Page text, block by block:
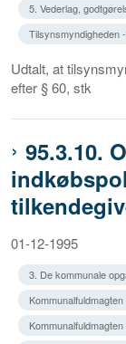
5. Vederlag,
Tilsynsmyndigheden
Udtalt, at
efter § 60, stk
95.3.10.
01-12-1995
3. De kommunale
Kommunalfuldmagten